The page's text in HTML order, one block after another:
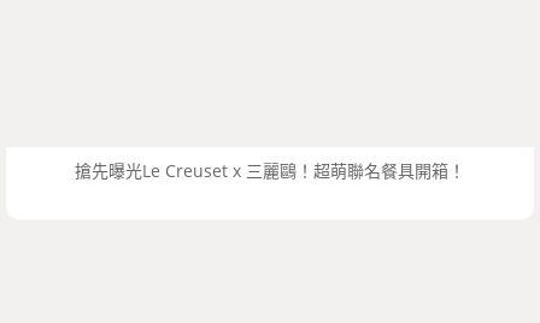
搶先曝光Le Creuset x 三麗鷗！超萌聯名餐具開箱！